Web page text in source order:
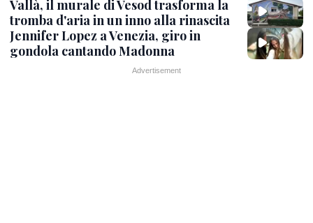
Vallà, il murale di Vesod trasforma la
tromba d'aria in un inno alla rinascita
Jennifer Lopez a Venezia, giro in
gondola cantando Madonna